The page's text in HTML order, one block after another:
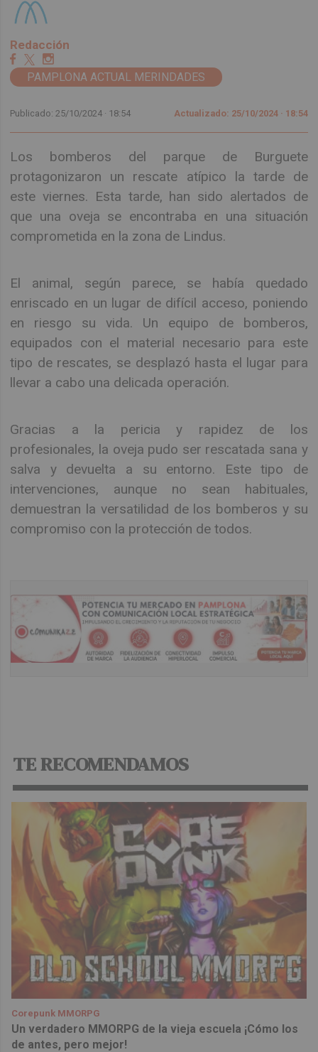
Redacción
PAMPLONA ACTUAL MERINDADES
Publicado: 25/10/2024 · 18:54 Actualizado: 25/10/2024 · 18:54
Los bomberos del parque de Burguete
protagonizaron un rescate atípico la tarde de
este viernes. Esta tarde, han sido alertados de
que una oveja se encontraba en una situación
comprometida en la zona de Lindus.
El animal, según parece, se había quedado
enriscado en un lugar de difícil acceso, poniendo
en riesgo su vida. Un equipo de bomberos,
equipados con el material necesario para este
tipo de rescates, se desplazó hasta el lugar para
llevar a cabo una delicada operación.
Gracias a la pericia y rapidez de los
profesionales, la oveja pudo ser rescatada sana y
salva y devuelta a su entorno. Este tipo de
intervenciones, aunque no sean habituales,
demuestran la versatilidad de los bomberos y su
compromiso con la protección de todos.
TE RECOMENDAMOS
Corepunk MMORPG
Un verdadero MMORPG de la vieja escuela ¡Cómo los
de antes, pero mejor!